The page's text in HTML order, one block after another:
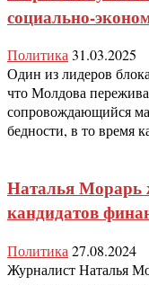
социально-
Политика31.03.2025
Один из лидеров
что Молдова
сопровождающийся
бедности, в то время
Наталья Морарь
кандидатов
Политика 27.08.2024
Журналист Наталья